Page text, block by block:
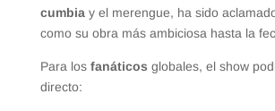
cumbia y el merengue, ha sido
como su obra más ambiciosa hasta la
Para los fanáticos globales, el show
directo: